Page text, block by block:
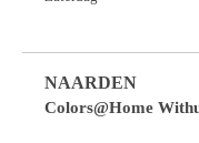
NAARDEN
Colors@Home